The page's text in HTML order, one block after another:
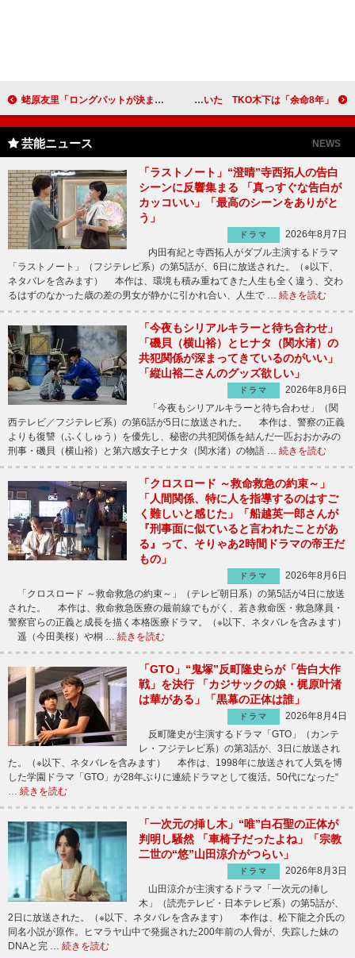
蛯原友里「ロングパットが決まって快感」 「自己採点は100点満点で45点」 栗山千明、ヘアケアCMを虎視眈々と狙っていた TKO木下は「余命8年」
芸能ニュース NEWS
「ラストノート」“澄晴”寺西拓人の告白
シーンに反響集まる 「真っすぐな告白が
カッコいい」「最高のシーンをありがと
う」
ドラマ
2026年8月7日
内田有紀と寺西拓人がダブル主演するドラマ
「ラストノート」（フジテレビ系）の第5話が、6日に放送された。（※以下、
ネタバレを含みます） 本作は、環境も積み重ねてきた人生も全く違う、交わ
るはずのなかった歳の差の男女が静かに引かれ合い、人生で … 続きを読む
「今夜もシリアルキラーと待ち合わせ」
「磯貝（横山裕）とヒナタ（関水渚）の
共犯関係が深まってきているのがいい」
「縦山裕二さんのグッズ欲しい」
ドラマ
2026年8月6日
「今夜もシリアルキラーと待ち合わせ」（関
西テレビ／フジテレビ系）の第6話が5日に放送された。 本作は、警察の正義
よりも復讐（ふくしゅう）を優先し、秘密の共犯関係を結んだ一匹おおかみの
刑事・磯貝（横山裕）と第六感女子ヒナタ（関水渚）の物語 … 続きを読む
「クロスロード ～救命救急の約束～」
「人間関係、特に人を指導するのはすご
く難しいと感じた」「船越英一郎さんが
『刑事面に似ていると言われたことがあ
る』って、そりゃあ2時間ドラマの帝王だ
もの」
ドラマ
2026年8月6日
「クロスロード ～救命救急の約束～」（テレビ朝日系）の第5話が4日に放送
された。 本作は、救命救急医療の最前線でもがく、若き救命医・救急隊員・
警察官らの正義と成長を描く本格医療ドラマ。（※以下、ネタバレを含みます）
遥（今田美桜）や桐 … 続きを読む
「GTO」“鬼塚”反町隆史らが「告白大作
戦」を決行 「カジサックの娘・梶原叶渚
は華がある」「黒幕の正体は誰」
ドラマ
2026年8月4日
反町隆史が主演するドラマ「GTO」（カンテ
レ・フジテレビ系）の第3話が、3日に放送され
た。（※以下、ネタバレを含みます） 本作は、1998年に放送されて人気を博
した学園ドラマ「GTO」が28年ぶりに連続ドラマとして復活。50代になった“
続きを読む
「一次元の挿し木」“唯”白石聖の正体が
判明し騒然 「車椅子だったよね」「宗教
二世の“悠”山田涼介がつらい」
ドラマ
2026年8月3日
山田涼介が主演するドラマ「一次元の挿し
木」（読売テレビ・日本テレビ系）の第5話が、
2日に放送された。（※以下、ネタバレを含みます） 本作は、松下龍之介氏の
同名小説が原作。ヒマラヤ山中で発掘された200年前の人骨が、失踪した妹の
DNAと完 … 続きを読む